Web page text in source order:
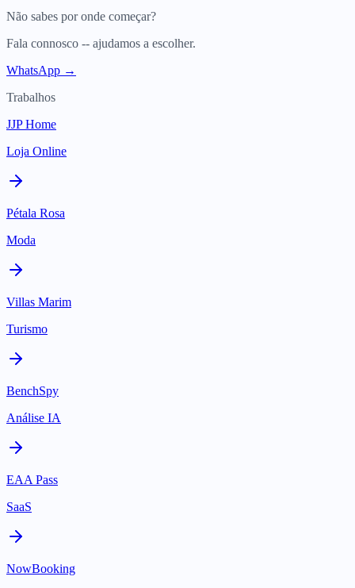
Não sabes por onde começar?
Fala connosco -- ajudamos a escolher.
WhatsApp →
Trabalhos
JJP Home
Loja Online
Pétala Rosa
Moda
Villas Marim
Turismo
BenchSpy
Análise IA
EAA Pass
SaaS
NowBooking